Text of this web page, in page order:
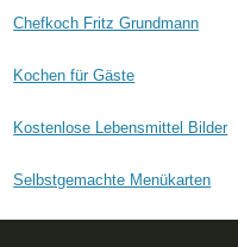
Chefkoch Fritz Grundmann
Kochen für Gäste
Kostenlose Lebensmittel Bilder
Selbstgemachte Menükarten